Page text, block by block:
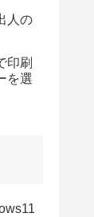
人の
印刷
を選